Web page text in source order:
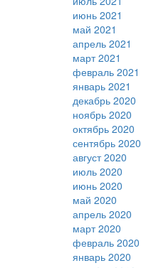
июнь 2021
май 2021
апрель 2021
март 2021
февраль 2021
январь 2021
декабрь 2020
ноябрь 2020
октябрь 2020
сентябрь 2020
август 2020
июль 2020
июнь 2020
май 2020
апрель 2020
март 2020
февраль 2020
январь 2020